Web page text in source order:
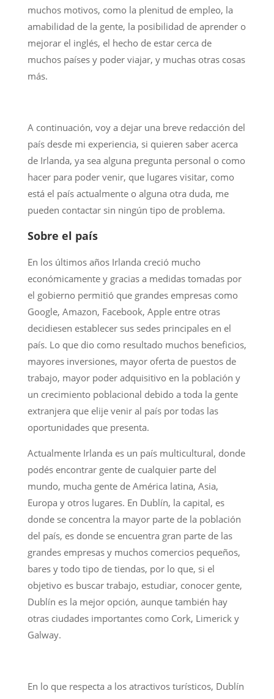
muchos motivos, como la plenitud de empleo, la
amabilidad de la gente, la posibilidad de aprender o
mejorar el inglés, el hecho de estar cerca de
muchos países y poder viajar, y muchas otras cosas
más.
A continuación, voy a dejar una breve redacción del
país desde mi experiencia, si quieren saber acerca
de Irlanda, ya sea alguna pregunta personal o como
hacer para poder venir, que lugares visitar, como
está el país actualmente o alguna otra duda, me
pueden contactar sin ningún tipo de problema.
Sobre el país
En los últimos años Irlanda creció mucho
económicamente y gracias a medidas tomadas por
el gobierno permitió que grandes empresas como
Google, Amazon, Facebook, Apple entre otras
decidiesen establecer sus sedes principales en el
país. Lo que dio como resultado muchos beneficios,
mayores inversiones, mayor oferta de puestos de
trabajo, mayor poder adquisitivo en la población y
un crecimiento poblacional debido a toda la gente
extranjera que elije venir al país por todas las
oportunidades que presenta.
Actualmente Irlanda es un país multicultural, donde
podés encontrar gente de cualquier parte del
mundo, mucha gente de América latina, Asia,
Europa y otros lugares. En Dublín, la capital, es
donde se concentra la mayor parte de la población
del país, es donde se encuentra gran parte de las
grandes empresas y muchos comercios pequeños,
bares y todo tipo de tiendas, por lo que, si el
objetivo es buscar trabajo, estudiar, conocer gente,
Dublín es la mejor opción, aunque también hay
otras ciudades importantes como Cork, Limerick y
Galway.
En lo que respecta a los atractivos turísticos, Dublín